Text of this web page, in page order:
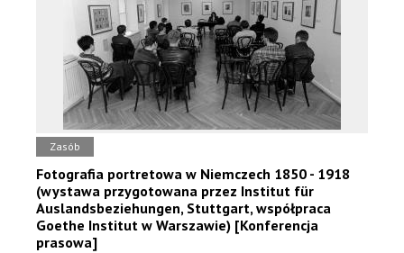
Zasób
Fotografia portretowa w Niemczech 1850 - 1918
(wystawa przygotowana przez Institut für
Auslandsbeziehungen, Stuttgart, współpraca
Goethe Institut w Warszawie) [Konferencja
prasowa]